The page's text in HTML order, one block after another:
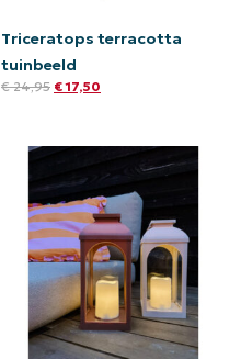
Triceratops terracotta
tuinbeeld
€24,95 €17,50